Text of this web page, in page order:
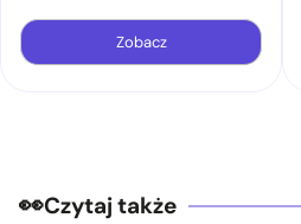
Zobacz
Czytaj także